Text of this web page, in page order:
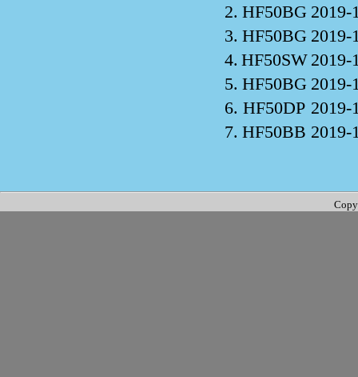
2. HF50BG 2019-
3. HF50BG 2019-
4. HF50SW 2019-
5. HF50BG 2019-
6. HF50DP 2019-
7. HF50BB 2019-